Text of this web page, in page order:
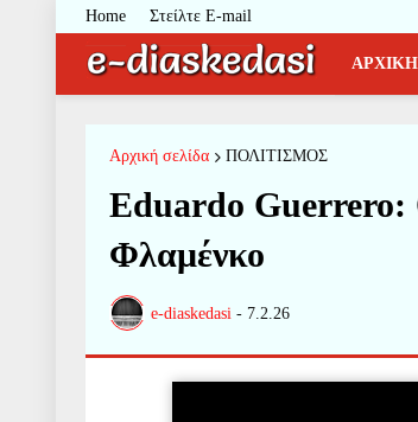
Home Στείλτε E-mail
ΑΡΧΙΚΗ
Αρχική σελίδα ΠΟΛΙΤΙΣΜΟΣ
Eduardo Guerrero:
Φλαμένκο
e-diaskedasi - 7.2.26